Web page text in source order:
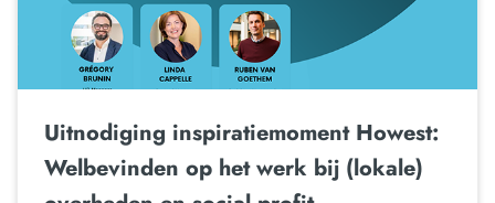
Uitnodiging inspiratiemoment Howest:
Welbevinden op het werk bij (lokale)